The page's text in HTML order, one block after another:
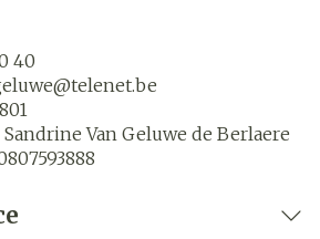
40
telenet.be
Sandrine Van Geluwe de Berlaere